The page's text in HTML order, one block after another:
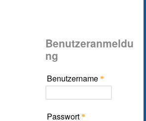
Benutzeranmeldu
ng
Benutzername *
Passwort *